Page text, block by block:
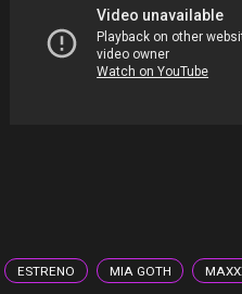
ESTRENO MIA GOTH